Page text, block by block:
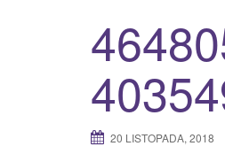
20 LISTOPADA, 2018